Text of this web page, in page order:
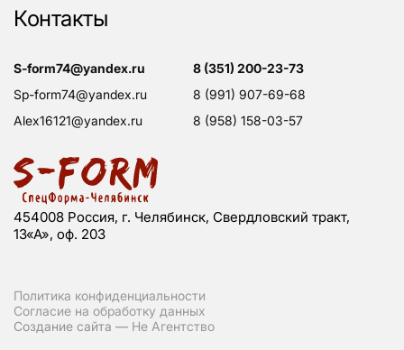
454008 Россия, г. Челябинск, Свердловский тракт,
13«А», оф. 203
Контакты
s-form74@yandex.ru
sp-form74@yandex.ru
alex16121@yandex.ru
8 (351) 200-23-73
8 (991) 907-69-68
8 (958) 158-03-57
Политика конфиденциальности
Согласие на обработку данных
Создание сайта — Не Агентство